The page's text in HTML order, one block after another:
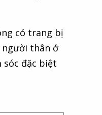
có trang bị
người thân ở
sóc đặc biệt